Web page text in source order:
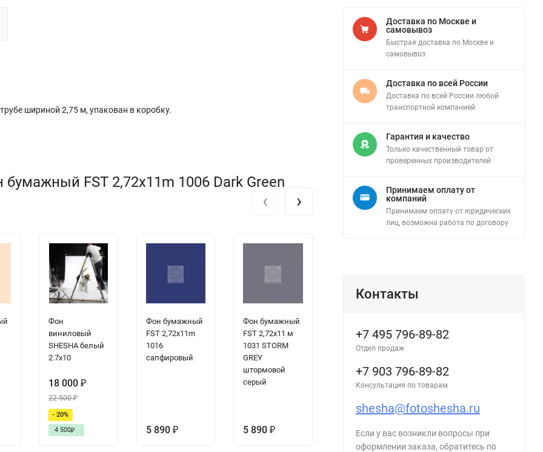
шириной 2,75 м, упакован в коробку.
FST 2,72x11m 1006 Dark Green
Фон
виниловый
SHESHA белый
2.7х10
18 000 ₽
22 500₽
- 20%
4 500₽
Фон бумажный
FST 2,72x11m
1016
сапфировый
5 890 ₽
Фон бумажный
FST 2,72x11 м
1031 STORM
GREY
штормовой
серый
5 890₽
FST 2,72x11m
GREY 1005
5 890
Fashion gray
модный серый
5 190
‹ ›
Доставка по Москве и
самовывоз
Быстрая доставка по Москве и
самовывоз
Доставка по всей России
Доставка по всей России любой
транспортной компанией
Гарантия и качество
Только качественный товар от
проверенных производителей
Принимаем оплату от
компаний
Принимаем оплату от юридических
лиц, возможна работа по договору
Контакты
+7 495 796-89-82
Отдел продаж
+7 903 796-89-82
Консультация по товарам
shesha@fotoshesha.ru
Если у вас возникли вопросы при
оформлении заказа, обратитесь по